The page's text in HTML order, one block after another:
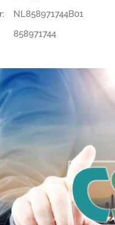
NL858971744B01
858971744